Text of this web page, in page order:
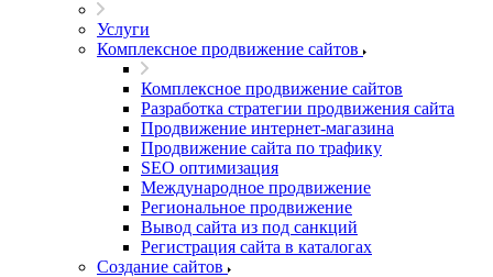
Услуги
Комплексное продвижение сайтов
Комплексное продвижение сайтов
Разработка стратегии продвижения сайта
Продвижение интернет-магазина
Продвижение сайта по трафику
SEO оптимизация
Международное продвижение
Региональное продвижение
Вывод сайта из под санкций
Регистрация сайта в каталогах
Создание сайтов